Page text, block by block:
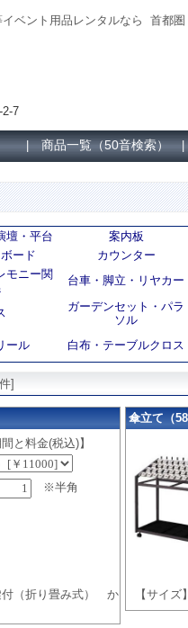
ベント用品レンタルなら 首都圏
7
商品一覧（50音検索）
壇・平台 案内板
ード カウンター
モニー関
台車・脚立・リヤカー
ガーデンセット・パラ
ソル
ール 白布・テーブルクロス
]
と料金(税込)】
※半角
付（折り畳み式） か
傘立て（
【サイ